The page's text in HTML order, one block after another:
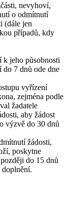
nevyhoví,
o odmítnutí
(dále jen
případů, kdy
k jeho působnosti
do 7 dnů ode dne
vyřízení
zejména podle
žadatele
aby žádost
výzvě do 30 dnů
žádosti,
poskytne
do 15 dnů
doplnění.